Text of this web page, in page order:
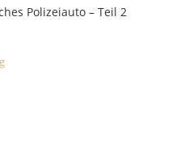
Polizeiauto – Teil 2